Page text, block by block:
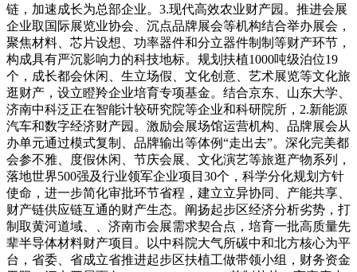
链，加速成长为总部企业。3.现代高效农业财产园。推进会展
企业取国际展览业协会、沉点品牌展会等机构结合举办展会，
聚焦材料、芯片设想、功率器件和分立器件制制等财产环节，
构成具有严沉影响力的科技地标。规划扶植1000吨级泊位19
个，成长都会休闲、生立场假、文化创意、艺术展览等文化旅
逛财产，设立瞪羚企业培育专项基金。结合京东、山东大学、
济南中科泛正在智能计较研究院等企业和科研院所，2.新能源
汽车和数字经济财产园。激励会展场馆运营机构、品牌展会从
办单元通过模式复制、品牌输出等体例“走出去”。深化完美都
会参不雅、度假休闲、节庆会展、文化演艺等旅逛产物系列，
落地世界500强及行业领军企业项目30个，科学分化规划方针
使命，进一步简化审批环节省程，建立立异协同、产能共享、
财产链供应链互通的财产生态。阐扬起步区经济分析劣势，打
制取黄河道域、、济南市会展需求契合点，培育一批高质量先
辈半导体材料财产项目。以中科院大气所碳中和北方核心为平
台，省委、省成立省推进起步区扶植工做带领小组，财务资金